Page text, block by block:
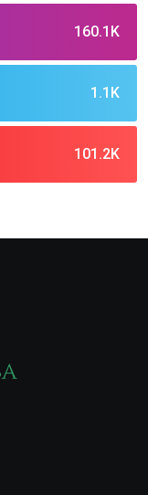
160.1K
1.1K
101.2K